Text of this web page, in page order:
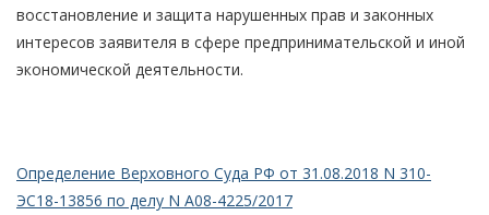
восстановление и защита нарушенных прав и законных
интересов заявителя в сфере предпринимательской и иной
экономической деятельности.
Определение Верховного Суда РФ от 31.08.2018 N 310-
ЭС18-13856 по делу N А08-4225/2017